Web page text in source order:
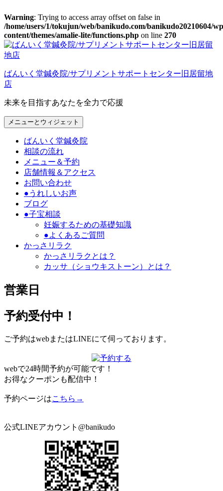
Warning: Trying to access array offset on false in
/home/users/1/tokujun/web/banikudo.com/banikudo20210604/
content/themes/amalie-lite/functions.php on line 270
コ
ン
ン
ツ
へ
ス
キ
ッ
ばんいく堂鍼灸院/サプリメントサポートセンター旧居留地
店
未来を目指すあなたを全力で応援
メニューとウィジェット
ばんいく堂鍼灸院
相談の流れ
メニュー＆予約
店舗情報＆アクセス
お問い合わせ
●うれしいお声
ブログ
●子宝相談
妊娠するための基礎知識
●よくあるご質問
かっさリラク
かっさリラクとは？
カッサ（ショウキストーン）とは？
営業日
予約受付中！
ご予約はwebまたはLINEにて伺っております。
webで24時間予約が可能です！
お得なクーポンも配信中！
予約ページはこちら→
公式LINEアカウント@banikudo